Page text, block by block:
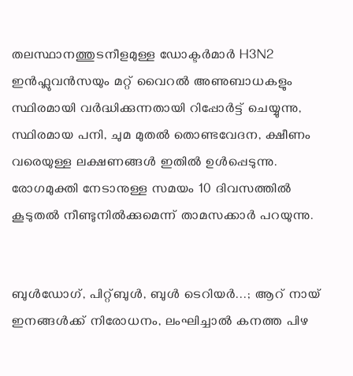
തലസ്ഥാനത്തുടനീളമുള്ള ഡോക്ടർമാർ H3N2
ഇൻഫ്ലുവൻസയും മറ്റ് വൈറൽ അണുബാധകളും
സ്ഥിരമായി വർദ്ധിക്കുന്നതായി റിപ്പോർട്ട് ചെയ്യുന്നു,
സ്ഥിരമായ പനി, ചുമ മുതൽ തൊണ്ടവേദന, ക്ഷീണം
വരെയുള്ള ലക്ഷണങ്ങൾ ഇതിൽ ഉൾപ്പെടുന്നു.
രോഗമുക്തി നേടാനുള്ള സമയം 10 ദിവസത്തിൽ
കൂടുതൽ നീണ്ടുനിൽക്കുമെന്ന് താമസക്കാർ പറയുന്നു.
ബുൾഡോഗ്, പിറ്റ്ബുൾ, ബുൾ ടെറിയർ...; ആറ് നായ്
ഇനങ്ങൾക്ക് നിരോധനം, ലംഘിച്ചാൽ കനത്ത പിഴ